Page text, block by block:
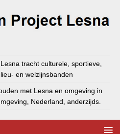
tracht culturele, sportieve,
en welzijnsbanden
met Lesna en omgeving in
Nederland, anderzijds.